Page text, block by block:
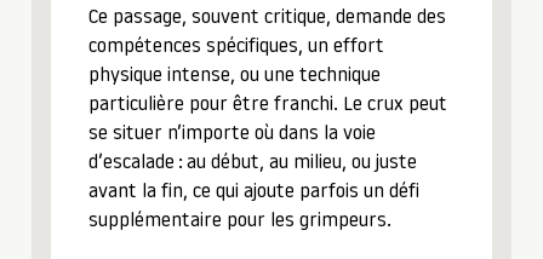
Ce passage, souvent critique, demande des
compétences spécifiques, un effort
physique intense, ou une technique
particulière pour être franchi. Le crux peut
se situer n’importe où dans la voie
d’escalade : au début, au milieu, ou juste
avant la fin, ce qui ajoute parfois un défi
supplémentaire pour les grimpeurs.